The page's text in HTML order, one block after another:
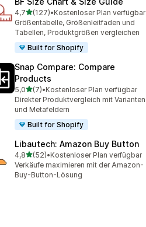
4,7von 5 Sternen
(127)
127 Rezensionen insgesamt
•Kostenloser Plan verfügbar
Größentabelle, Größenleitfaden und
Tabellen, Produktgrößen vergleichen
Built for Shopify
Snap Compare: Compare
Products
5,0von 5 Sternen
(7)
7 Rezensionen insgesamt
•Kostenloser Plan verfügbar
Direkter Produktvergleich mit Varianten
und Metafeldern
Built for Shopify
Libautech: Amazon Buy Button
4,8von 5 Sternen
(52)
52 Rezensionen insgesamt
•Kostenloser Plan verfügbar
Verkäufe maximieren mit der Amazon-
Buy-Button-Lösung